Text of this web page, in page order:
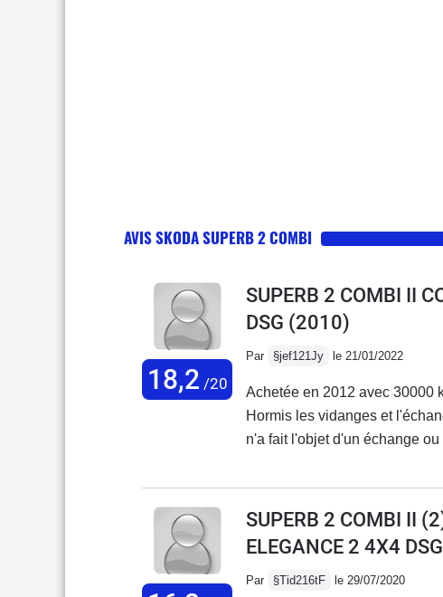
AVIS SKODA SUPERB 2 COMBI
18,2 /20
SUPERB 2 COMBI II
DSG (2010)
Par §jef121Jy le 21/01/2022
Achetée en 2012 avec 30000
Hormis les vidanges et
n'a fait l'objet d'un échange
satisfait de ce véhicule qui,
plan de la fiabililé, et qui,
relativement faible
SUPERB 2 COMBI II
ELEGANCE 2 4X4 DSG
Par §Tid216tF le 29/07/2020